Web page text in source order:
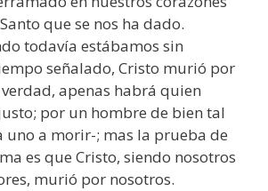
que se nos ha dado.
todavía estábamos sin
señalado, Cristo murió por
apenas habrá quien
por un hombre de bien tal
uno a morir-; mas la prueba de
es que Cristo, siendo nosotros
murió por nosotros.